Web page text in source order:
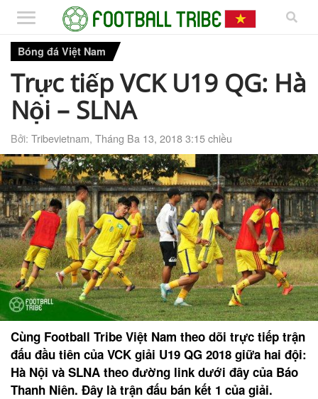
Bóng đá Việt Nam
Trực tiếp VCK U19 QG: Hà
Nội – SLNA
Bởi: Tribevietnam, Tháng Ba 13, 2018 3:15 chiều
Cùng Football Tribe Việt Nam theo dõi trực tiếp trận
đấu đầu tiên của VCK giải U19 QG 2018 giữa hai đội:
Hà Nội và SLNA theo đường link dưới đây của Báo
Thanh Niên. Đây là trận đấu bán kết 1 của giải.